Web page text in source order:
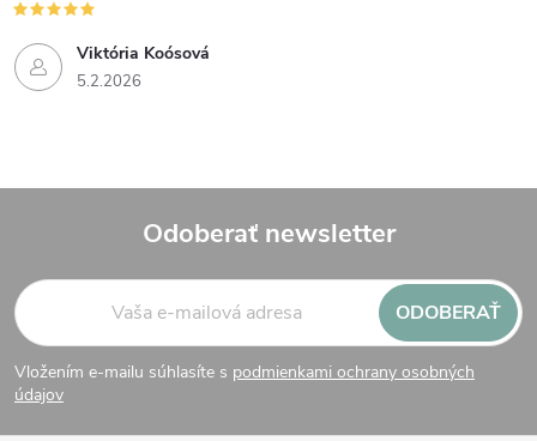
Viktória Koósová
5.2.2026
Z
á
p
Odoberať newsletter
Vložením e-mailu súhlasíte s podmienkami ochrany osobných
údajov
ODOBERAŤ